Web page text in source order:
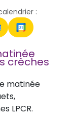
:
crèches
matinée
LPCR.